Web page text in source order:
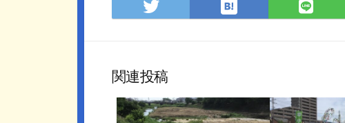
Twitter
で
ア
は
て
マ
で
関連投稿